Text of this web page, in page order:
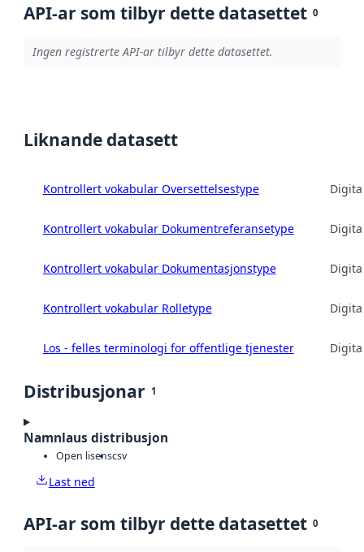
API-ar som tilbyr dette datasettet 0
Ingen registrerte API-ar tilbyr dette datasettet.
Liknande datasett
Kontrollert vokabular Oversettelsestype
Kontrollert vokabular Dokumentreferansetype
Kontrollert vokabular Dokumentasjonstype
Kontrollert vokabular Rolletype
Los - felles terminologi for offentlige tjenester
Distribusjonar 1
Namnlaus distribusjon
Open lisenscsv
Last ned
API-ar som tilbyr dette datasettet 0